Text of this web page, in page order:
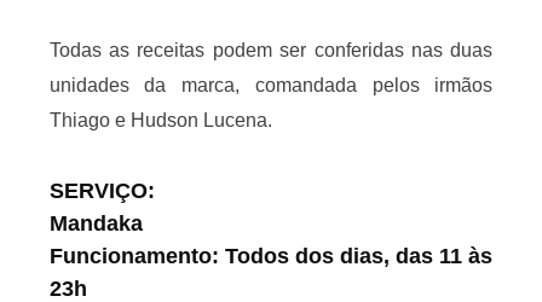
Todas as receitas podem ser conferidas nas duas
unidades da marca, comandada pelos irmãos
Thiago e Hudson Lucena.
SERVIÇO:
Mandaka
Funcionamento: Todos dos dias, das 11 às
23h